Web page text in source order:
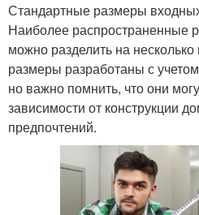
Стандартные размеры
Наиболее распространенные
можно разделить на
размеры разработаны с
но важно помнить, что они
зависимости от конструкции
предпочтений.